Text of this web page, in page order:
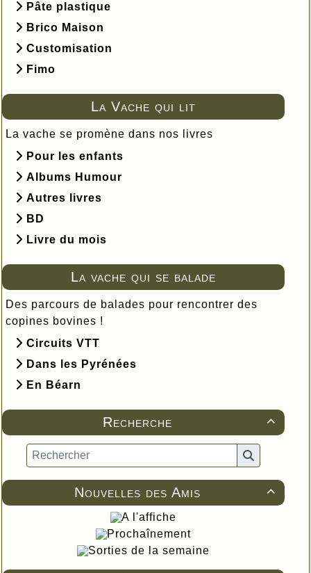
Pâte plastique
Brico Maison
Customisation
Fimo
La Vache qui lit
La vache se promène dans nos livres
Pour les enfants
Albums Humour
Autres livres
BD
Livre du mois
La vache qui se balade
Des parcours de balades pour rencontrer des
copines bovines !
Circuits VTT
Dans les Pyrénées
En Béarn

Recherche

Nouvelles des Amis
A l'affiche
Prochaînement
Sorties de la semaine